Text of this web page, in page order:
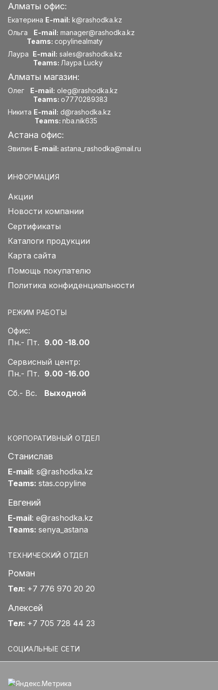
Алматы офис:
Екатерина E-mail: k@rashodka.kz
Ольга E-mail: manager@rashodka.kz
Teams: copylinealmaty
Лаура E-mail: sales@rashodka.kz
Teams: Лаура Lucky
Алматы магазин:
Олег E-mail: oleg@rashodka.kz
Teams: o7770289383
Никита E-mail: d@rashodka.kz
Teams: nba.nik635
Астана офис:
Эвилин E-mail: astana_rashodka@mail.ru
ИНФОРМАЦИЯ
Акции
Новости компании
Сертификаты
Каталоги продукции
Карта сайта
Помощь покупателю
Политика конфиденциальности
РЕЖИМ РАБОТЫ
Офис:
Пн.- Пт. 9.00 -18.00
Сервисный центр:
Пн.- Пт. 9.00 -16.00
Сб.- Вс. Выходной
КОРПОРАТИВНЫЙ ОТДЕЛ
Станислав
E-mail: s@rashodka.kz
Teams: stas.copyline
Евгений
E-mail: e@rashodka.kz
Teams: senya_astana
ТЕХНИЧЕСКИЙ ОТДЕЛ
Роман
Тел: +7 776 970 20 20
Алексей
Тел: +7 705 728 44 23
СОЦИАЛЬНЫЕ СЕТИ